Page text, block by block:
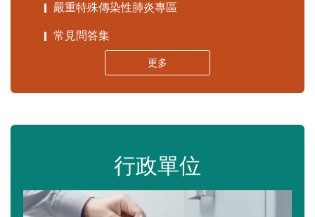
嚴重特殊傳染性肺炎專區
常見問答集
更多
行政單位